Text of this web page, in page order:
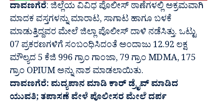
ದಾವಣಗೆರೆ: ಜಿಲ್ಲೆಯ ವಿವಿಧ ಪೊಲೀಸ್ ಠಾಣೆಗಳಲ್ಲಿ ಅಕ್ರಮವಾಗಿ
ಮಾದಕ ವಸ್ತಗಳನ್ನು ಮಾರಾಟ, ಸಾಗಾಟ ಹಾಗೂ ಬಳಕೆ
ಮಾಡುತ್ತಿದ್ದವರ ಮೇಲೆ ಜಿಲ್ಲಾ ಪೊಲೀಸ್ ದಾಳಿ ನಡೆಸಿತ್ತು.‌ ಒಟ್ಟು
07 ಪ್ರಕರಣಗಳಿಗೆ ಸಂಬಂಧಿಸಿದಂತೆ ಅಂದಾಜು 12.92 ಲಕ್ಷ
ಮೌಲ್ಯದ 5 ಕೆಜಿ 996 ಗ್ರಾಂ ಗಾಂಜಾ, 79 ಗ್ರಾಂ MDMA, 175
ಗ್ರಾಂ OPIUM ಅನ್ನು ನಾಶ ಮಾಡಲಾಯಿತು.
ದಾವಣಗೆರೆ: ಮದ್ಯಪಾನ ಮಾಡಿ ಕಾರ್ ಡ್ರೈವ್ ಮಾಡಿದ
ಯುವತಿ; ತಪಾಸಣೆ ವೇಳೆ ಪೊಲೀಸರ ಮೇಲೆ ದರ್ಪ